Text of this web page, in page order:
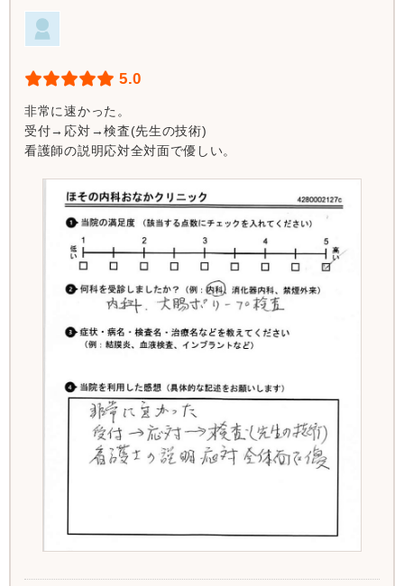
5.0
非常に速かった。
受付→応対→検査(先生の技術)
看護師の説明応対全対面で優しい。